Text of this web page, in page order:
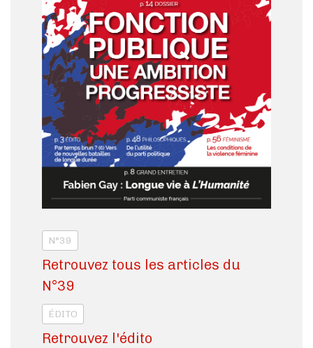
N°39
Retrouvez tous les articles du
N°39
ÉDITO
Retrouvez l'édito